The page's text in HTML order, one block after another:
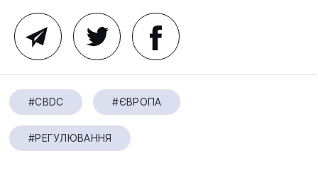
#CBDC #ЄВРОПА
#РЕГУЛЮВАННЯ